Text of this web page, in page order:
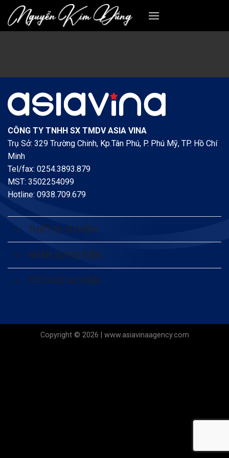
content
CÔNG TY TNHH SX TMDV ASIA VINA
Trụ Sở: 329 Trường Chinh, Kp.Tân Phú, P. Phú Mỹ, TP. Hồ Chí
Minh
Tel/fax: 0254.3893.879
MST: 3502254099
Hotline: 0938.709.679
THIẾT BỊ SỰ KIỆN
NHÂN SỰ SỰ KIỆN
TỔ CHỨC SỰ KIỆN
Copyright © 2026 | www.asiavinaagency.com